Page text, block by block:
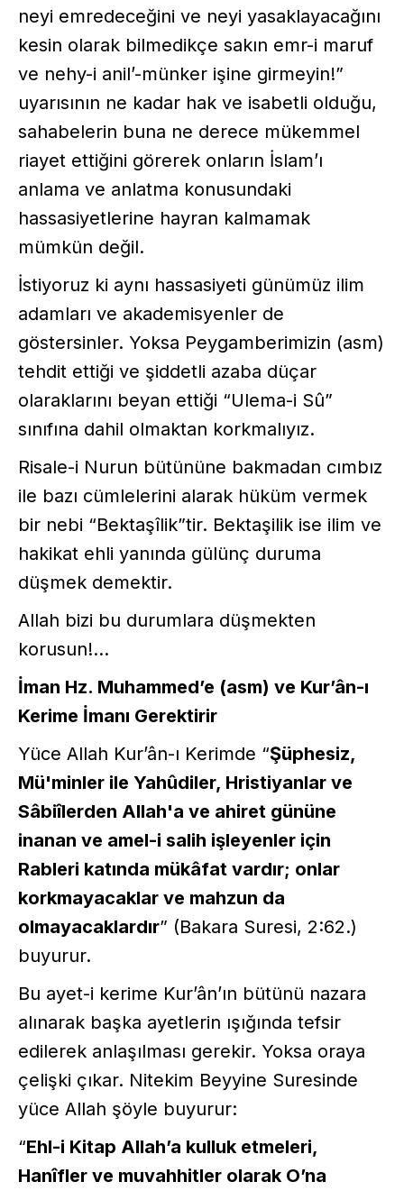
neyi emredeceğini ve neyi yasaklayacağını
kesin olarak bilmedikçe sakın emr-i maruf
ve nehy-i anil’-münker işine girmeyin!”
uyarısının ne kadar hak ve isabetli olduğu,
sahabelerin buna ne derece mükemmel
riayet ettiğini görerek onların İslam’ı
anlama ve anlatma konusundaki
hassasiyetlerine hayran kalmamak
mümkün değil.
İstiyoruz ki aynı hassasiyeti günümüz ilim
adamları ve akademisyenler de
göstersinler. Yoksa Peygamberimizin (asm)
tehdit ettiği ve şiddetli azaba düçar
olaraklarını beyan ettiği “Ulema-i Sû”
sınıfına dahil olmaktan korkmalıyız.
Risale-i Nurun bütününe bakmadan cımbız
ile bazı cümlelerini alarak hüküm vermek
bir nebi “Bektaşîlik”tir. Bektaşilik ise ilim ve
hakikat ehli yanında gülünç duruma
düşmek demektir.
Allah bizi bu durumlara düşmekten
korusun!...
İman Hz. Muhammed’e (asm) ve Kur’ân-ı
Kerime İmanı Gerektirir
Yüce Allah Kur’ân-ı Kerimde “Şüphesiz,
Mü'minler ile Yahûdiler, Hristiyanlar ve
Sâbiîlerden Allah'a ve ahiret gününe
inanan ve amel-i salih işleyenler için
Rableri katında mükâfat vardır; onlar
korkmayacaklar ve mahzun da
olmayacaklardır” (Bakara Suresi, 2:62.)
buyurur.
Bu ayet-i kerime Kur’ân’ın bütünü nazara
alınarak başka ayetlerin ışığında tefsir
edilerek anlaşılması gerekir. Yoksa oraya
çelişki çıkar. Nitekim Beyyine Suresinde
yüce Allah şöyle buyurur:
“Ehl-i Kitap Allah’a kulluk etmeleri,
Hanîfler ve muvahhitler olarak O’na